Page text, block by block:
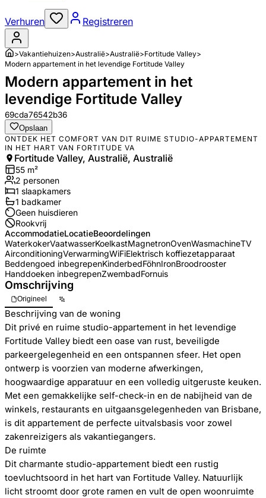
Verhuren Registreren
>Vakantiehuizen>Australië>Australië>Fortitude Valley>
Modern appartement in het levendige Fortitude Valley
Modern appartement in het
levendige Fortitude Valley
69cda76542b36
Opslaan
ONTDEK HET COMFORT VAN DIT RUIME STUDIO-APPARTEMENT
IN HET HART VAN FORTITUDE VA
Fortitude Valley, Australië, Australië
55 m²
2 personen
1 slaapkamers
1 badkamer
Geen huisdieren
Rookvrij
AccommodatieLocatieBeoordelingen
WaterkokerVaatwasserKoelkastMagnetronOvenWasmachineTV
AirconditioningVerwarmingWiFiElektrisch koffiezetapparaat
Beddengoed inbegrepenKinderbedFöhnIronBroodrooster
Handdoeken inbegrepenZwembadFornuis
Omschrijving
Origineel
Beschrijving van de woning
Dit privé en ruime studio-appartement in het levendige
Fortitude Valley biedt een oase van rust, beveiligde
parkeergelegenheid en een ontspannen sfeer. Het open
ontwerp is voorzien van moderne afwerkingen,
hoogwaardige apparatuur en een volledig uitgeruste keuken.
Met een gemakkelijke self-check-in en de nabijheid van de
winkels, restaurants en uitgaansgelegenheden van Brisbane,
is dit appartement de perfecte uitvalsbasis voor zowel
zakenreizigers als vakantiegangers.
De ruimte
Dit charmante studio-appartement biedt een rustig
toevluchtsoord in het hart van Fortitude Valley. Natuurlijk
licht stroomt door grote ramen en vult de open woonruimte